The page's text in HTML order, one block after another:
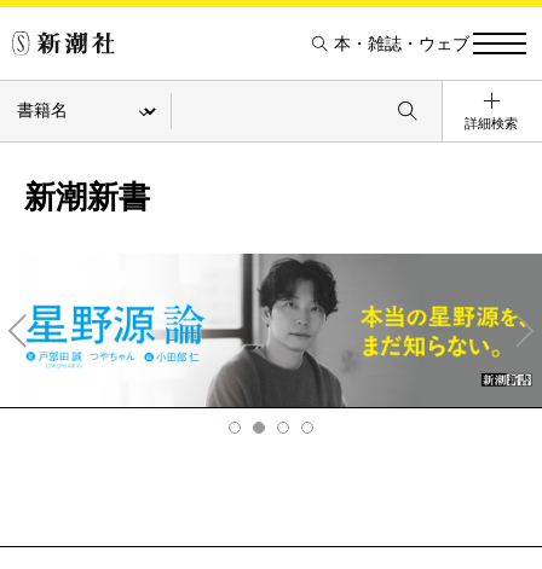
本・雑誌・ウェブ
詳細検索
新潮新書
v
Ne
xt